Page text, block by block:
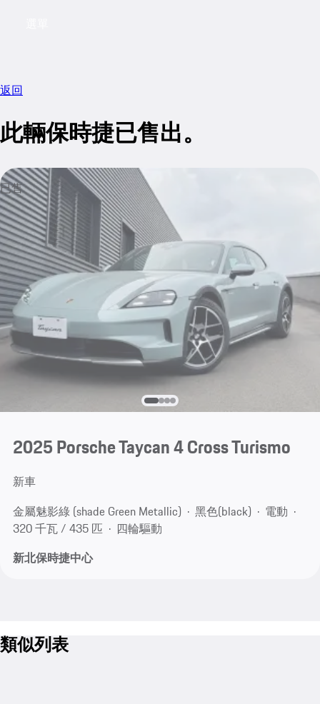
返回
此輛保時捷已售出。
已售
2025 Porsche Taycan 4 Cross Turismo
新車
金屬魅影綠 (shade Green Metallic)
黑色(black)
電動
320 千瓦 / 435 匹
四輪驅動
新北保時捷中心
類似列表